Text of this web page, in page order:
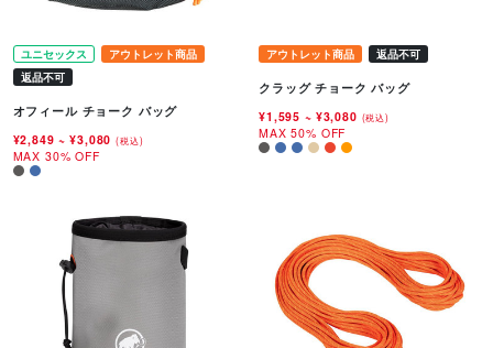
ユニセックス
アウトレット商品
返品不可
オフィール チョーク バッグ
¥2,849~ ¥3,080(税込)
MAX 30% OFF
アウトレット商品 返品不可
クラッグ チョーク バッグ
¥1,595 ~ ¥3,080 (税込)
MAX 50% OFF